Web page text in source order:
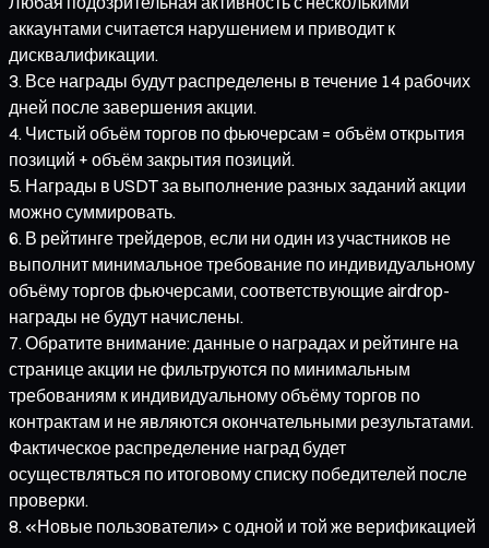
аккаунтами считается нарушением и приводит к
дисквалификации.
Все награды будут распределены в течение 14 рабочих
дней после завершения акции.
Чистый объём торгов по фьючерсам = объём открытия
позиций + объём закрытия позиций.
Награды в USDT за выполнение разных заданий акции
можно суммировать.
В рейтинге трейдеров, если ни один из участников не
выполнит минимальное требование по индивидуальному
объёму торгов фьючерсами, соответствующие airdrop-
награды не будут начислены.
Обратите внимание: данные о наградах и рейтинге на
странице акции не фильтруются по минимальным
требованиям к индивидуальному объёму торгов по
контрактам и не являются окончательными результатами.
Фактическое распределение наград будет
осуществляться по итоговому списку победителей после
проверки.
«Новые пользователи» с одной и той же верификацией